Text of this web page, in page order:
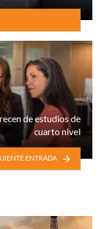
de estudios de
cuarto nivel
ENTRADA